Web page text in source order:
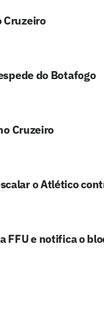
Cruzeiro
do Botafogo
Cruzeiro
o Atlético
FFU e notifica o